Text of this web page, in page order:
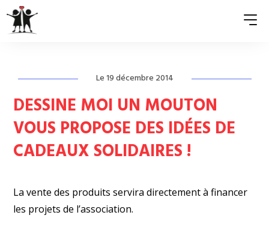
QUI SOMMES-NOUS ?
ASSOCIATIONS MEMBRES
NOS ACTIONS
ACTUALITÉS
PRESSE
Le 19 décembre 2014
DESSINE MOI UN MOUTON
VOUS PROPOSE DES IDÉES DE
CADEAUX SOLIDAIRES !
La vente des produits servira directement à financer
les projets de l’association.